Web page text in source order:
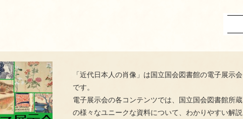
「近代日本人の肖像」は国立国会図書館の電子展示会
です。
電子展示会の各コンテンツでは、国立国会図書館所蔵
の様々なユニークな資料について、わかりやすい解説